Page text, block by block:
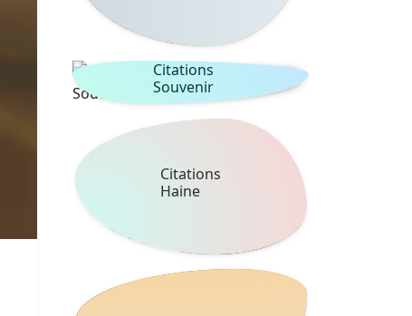
Citations
Souvenir
Citations
Haine